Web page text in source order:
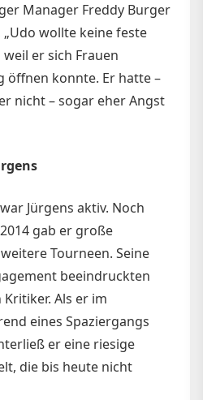
Manager Freddy Burger
wollte keine feste
er sich Frauen
öffnen konnte. Er hatte –
nicht – sogar eher Angst
Jürgens aktiv. Noch
gab er große
Tourneen. Seine
beeindruckten
Als er im
eines Spaziergangs
er eine riesige
die bis heute nicht